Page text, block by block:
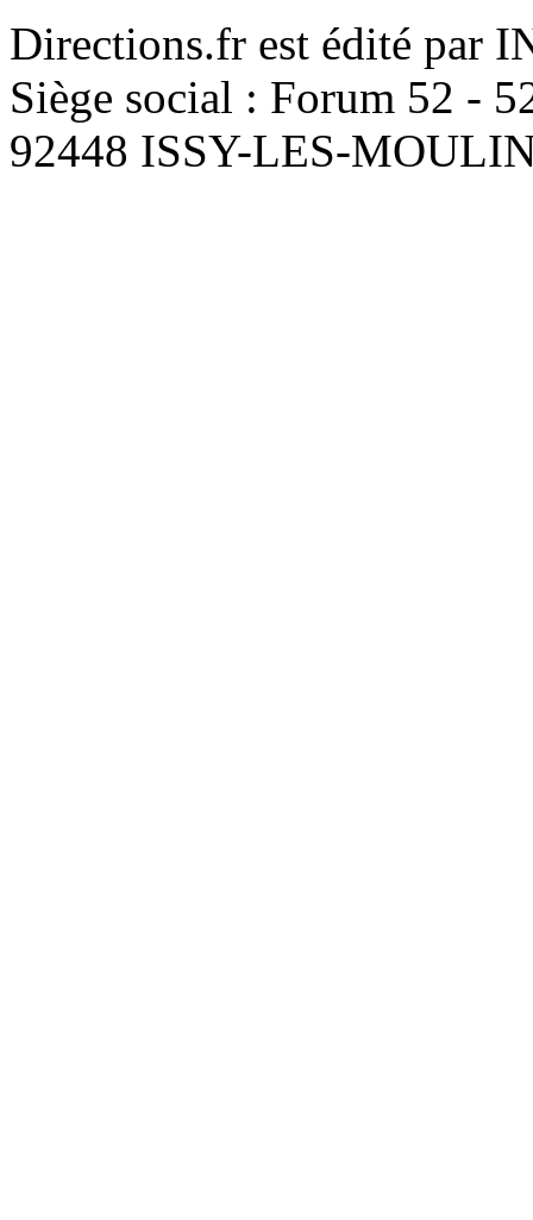
Directions.fr est édité par
Siège social : Forum 52 -
92448 ISSY-LES-